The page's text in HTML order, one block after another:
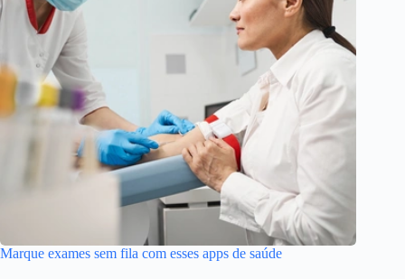
Marque exames sem fila com esses apps de saúde